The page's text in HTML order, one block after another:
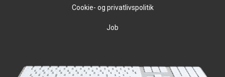
Cookie- og privatlivspolitik
Job